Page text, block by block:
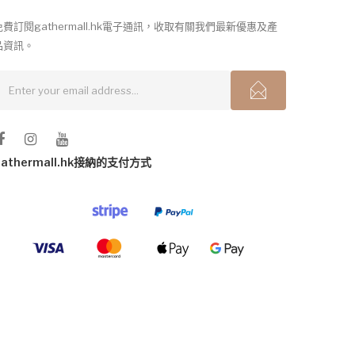
費訂閱gathermall.hk電子通訊，收取有關我們最新優惠及產
資訊。
接納的支付方式